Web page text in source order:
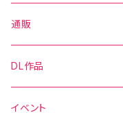
通販
写真集
グッズ
DL作品
DL写真集
イベント